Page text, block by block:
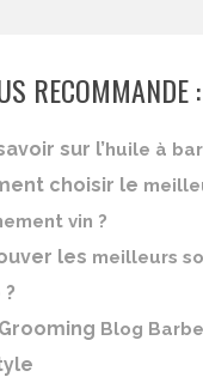
RECOMMANDE :
sur l’ huile à
choisir le
vin ?
les meilleurs
?
Blog Barbe